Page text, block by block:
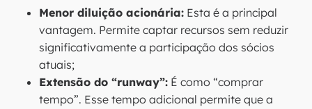
Menor diluição acionária: Esta é a principal
vantagem. Permite captar recursos sem reduzir
significativamente a participação dos sócios
atuais;
Extensão do “runway”: É como “comprar
tempo”. Esse tempo adicional permite que a